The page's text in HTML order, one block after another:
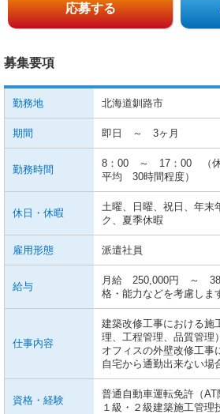
応募する
募集要項
勤務地 北海道釧路市
期間 即日 ～ 3ヶ月
勤務時間
8：00 ～ 17：00 （休
平均 30時間程度）
休日・休暇
土曜、日曜、祝日、年末
ク、夏季休暇
雇用形態 派遣社員
給与
月給 250,000円 ～
格・能力などを考慮しま
仕事内容
建築改修工事における施
理、工程管理、品質管理）
オフィスの外壁改修工事
自宅から通勤出来ない場
資格・経験
普通自動車運転免許（
１級・２級建築施工管理